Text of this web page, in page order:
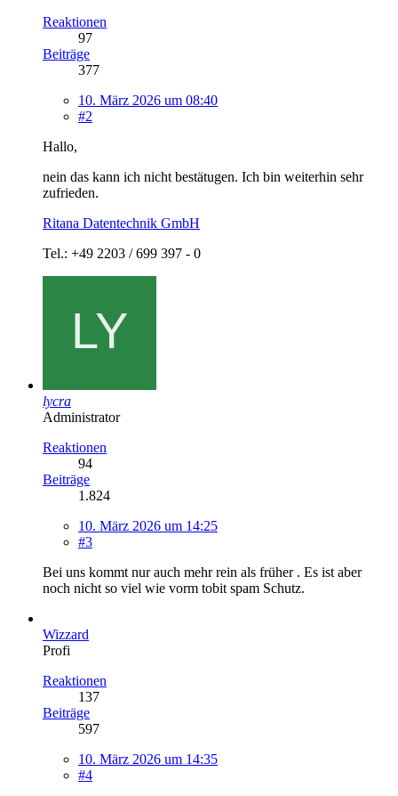
Reaktionen
97
Beiträge
377
10. März 2026 um 08:40
#2
Hallo,
nein das kann ich nicht bestätugen. Ich bin weiterhin sehr
zufrieden.
Ritana Datentechnik GmbH
Tel.: +49 2203 / 699 397 - 0
lycra
Administrator
Reaktionen
94
Beiträge
1.824
10. März 2026 um 14:25
#3
Bei uns kommt nur auch mehr rein als früher . Es ist aber
noch nicht so viel wie vorm tobit spam Schutz.
Wizzard
Profi
Reaktionen
137
Beiträge
597
10. März 2026 um 14:35
#4